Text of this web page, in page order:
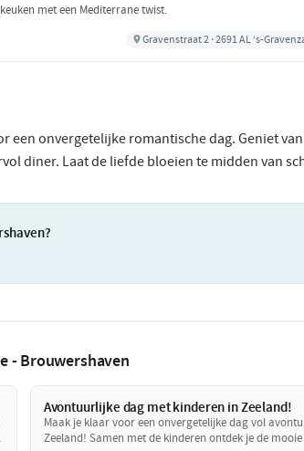
met een Mediterrane twist.
Gravenstraat 2 · 2691 AL ‘s-
een onvergetelijke romantische dag. Geniet
diner. Laat de liefde bloeien te midden van
- Brouwershaven
Avontuurlijke dag met kinderen in Zeeland!
Maak je klaar voor een onvergetelijke dag vol
Zeeland! Samen met de kinderen ontdek je de